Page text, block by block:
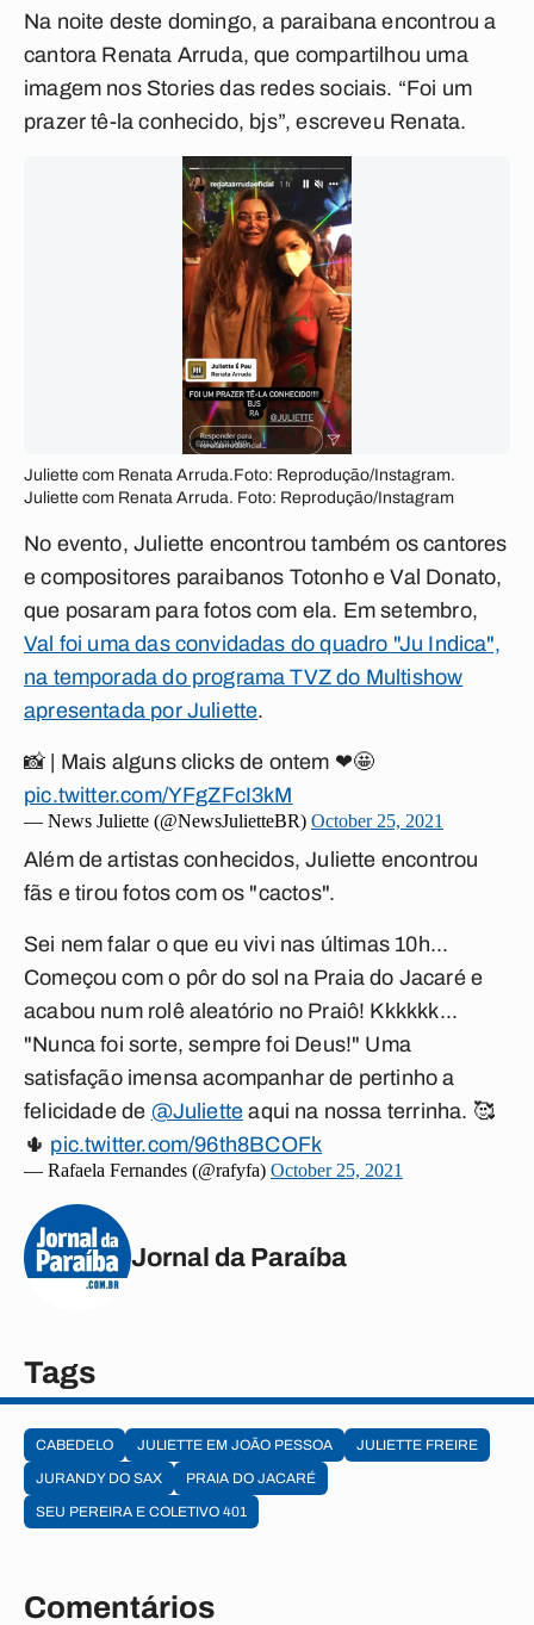
Na noite deste domingo, a paraibana encontrou a
cantora Renata Arruda, que compartilhou uma
imagem nos Stories das redes sociais. “Foi um
prazer tê-la conhecido, bjs”, escreveu Renata.
Juliette com Renata Arruda.Foto: Reprodução/Instagram.
Juliette com Renata Arruda. Foto: Reprodução/Instagram
No evento, Juliette encontrou também os cantores
e compositores paraibanos Totonho e Val Donato,
que posaram para fotos com ela. Em setembro,
Val foi uma das convidadas do quadro "Ju Indica",
na temporada do programa TVZ do Multishow
apresentada por Juliette.
📸 | Mais alguns clicks de ontem ❤🤩
pic.twitter.com/YFgZFcI3kM
— News Juliette (@NewsJulietteBR) October 25, 2021
Além de artistas conhecidos, Juliette encontrou
fãs e tirou fotos com os "cactos".
Sei nem falar o que eu vivi nas últimas 10h...
Começou com o pôr do sol na Praia do Jacaré e
acabou num rolê aleatório no Praiô! Kkkkkk...
"Nunca foi sorte, sempre foi Deus!" Uma
satisfação imensa acompanhar de pertinho a
felicidade de @Juliette aqui na nossa terrinha. 🥰
🌵 pic.twitter.com/96th8BCOFk
— Rafaela Fernandes (@rafyfa) October 25, 2021
Jornal da Paraíba
Tags
CABEDELO JULIETTE EM JOÃO PESSOA
JULIETTE FREIRE
JURANDY DO SAX
PRAIA DO JACARÉ
SEU PEREIRA E COLETIVO 401
Comentários